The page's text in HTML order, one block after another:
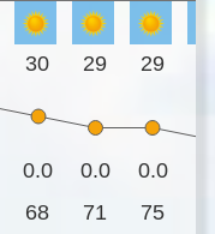
30 29 29
0.0 0.0 0.0
68 71 75